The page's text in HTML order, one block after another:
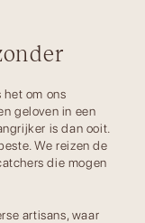
om ons
geloven in een
is dan ooit.
We reizen de
die mogen
artisans, waar